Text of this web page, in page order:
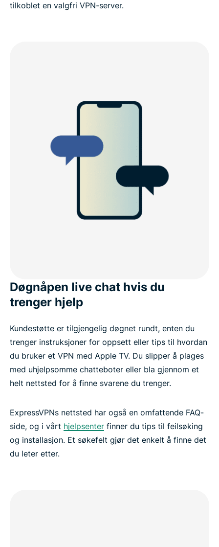
tilkoblet en valgfri VPN-server.
Døgnåpen live chat hvis du
trenger hjelp
Kundestøtte er tilgjengelig døgnet rundt, enten du
trenger instruksjoner for oppsett eller tips til hvordan
du bruker et VPN med Apple TV. Du slipper å plages
med uhjelpsomme chatteboter eller bla gjennom et
helt nettsted for å finne svarene du trenger.
ExpressVPNs nettsted har også en omfattende FAQ-
side, og i vårt hjelpsenter finner du tips til feilsøking
og installasjon. Et søkefelt gjør det enkelt å finne det
du leter etter.